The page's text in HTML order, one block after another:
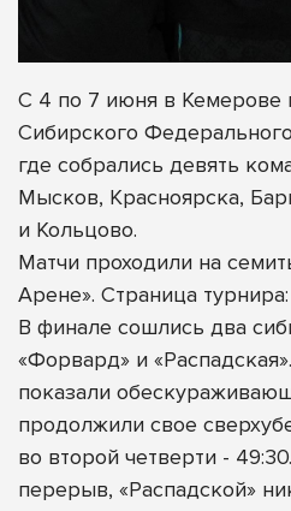
С 4 по 7 июня в Кемерове
Сибирского
где собрались девять
Мысков, Красноярска,
и Кольцово.
Матчи проходили на
Арене». Страница
В финале сошлись два
«Форвард» и
показали
продолжили свое
во второй четверти -
перерыв, «Распадской»